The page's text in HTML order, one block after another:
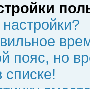
пояс, но
списке!